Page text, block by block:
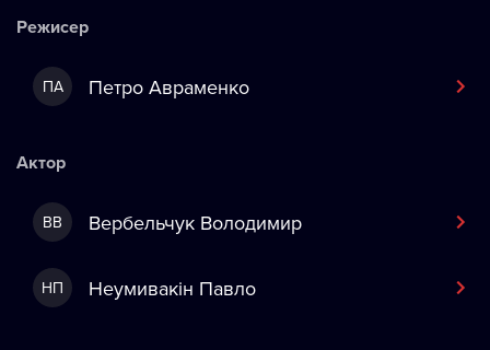
Режисер
ПА Петро Авраменко
Актор
ВВ Вербельчук Володимир
НП Неумивакін Павло